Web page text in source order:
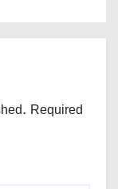
Required